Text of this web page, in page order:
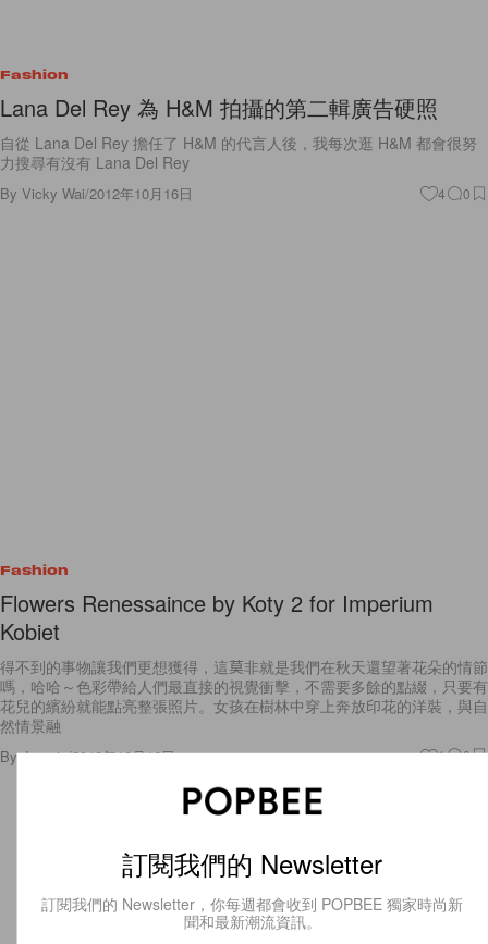
Fashion
Lana Del Rey 為 H&M 拍攝的第二輯廣告硬照
自從 Lana Del Rey 擔任了 H&M 的代言人後，我每次逛 H&M 都會很努
力搜尋有沒有 Lana Del Rey
By Vicky Wai/2012年10月16日 4 0
Fashion
Flowers Renessaince by Koty 2 for Imperium
Kobiet
得不到的事物讓我們更想獲得，這莫非就是我們在秋天還望著花朵的情節
嗎，哈哈～色彩帶給人們最直接的視覺衝擊，不需要多餘的點綴，只要有
花兒的繽紛就能點亮整張照片。女孩在樹林中穿上奔放印花的洋裝，與自
然情景融
ByJasmin/2012年10月16日 1 0
訂閱我們的 Newsletter
訂閱我們的 Newsletter，你每週都會收到 POPBEE 獨家時尚新
聞和最新潮流資訊。